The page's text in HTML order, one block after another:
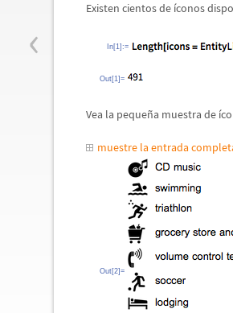
‹
Existen cientos de íconos
In[1]:=
Out[1]=
Vea la pequeña muestra de í
muestre la entrada
Out[2]=